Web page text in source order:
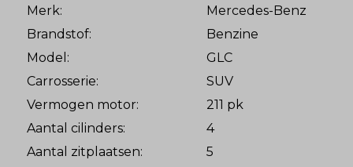
Merk:
Mercedes-Benz
Brandstof:
Benzine
Model:
GLC
Carrosserie:
SUV
Vermogen motor:
211 pk
Aantal cilinders:
4
Aantal zitplaatsen:
5